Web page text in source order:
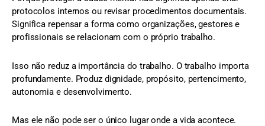
protocolos internos ou revisar procedimentos documentais.
Significa repensar a forma como organizações, gestores e
profissionais se relacionam com o próprio trabalho.
Isso não reduz a importância do trabalho. O trabalho importa
profundamente. Produz dignidade, propósito, pertencimento,
autonomia e desenvolvimento.
Mas ele não pode ser o único lugar onde a vida acontece.